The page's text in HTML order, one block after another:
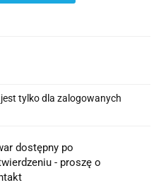
tylko dla zalogowanych
dostępny po
- proszę o